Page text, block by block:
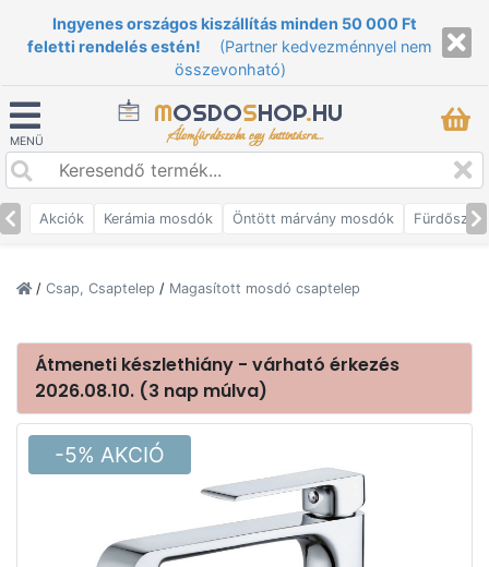
Ingyenes országos kiszállítás minden 50 000 Ft
feletti rendelés estén!
(Partner kedvezménnyel nem
összevonható)
MENÜ
MOSDOSHOP.HU
Álomfürdőszoba egy kattintásra...
Akciók Kerámia mosdók Öntött márvány mosdók
/ Csap, Csaptelep / Magasított mosdó csaptelep
Átmeneti készlethiány - várható érkezés
2026.08.10. (3 nap múlva)
-5% AKCIÓ